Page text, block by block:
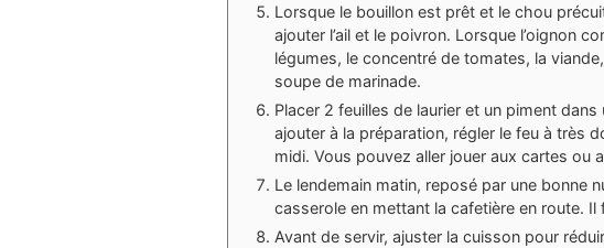
Lorsque le bouillon est prêt et le chou
ajouter l’ail et le poivron. Lorsque l’oignon
légumes, le concentré de tomates, la
soupe de marinade.
Placer 2 feuilles de laurier et un piment
ajouter à la préparation, régler le feu à très
midi. Vous pouvez aller jouer aux cartes ou
Le lendemain matin, reposé par une bonne
casserole en mettant la cafetière en route.
Avant de servir, ajuster la cuisson pour